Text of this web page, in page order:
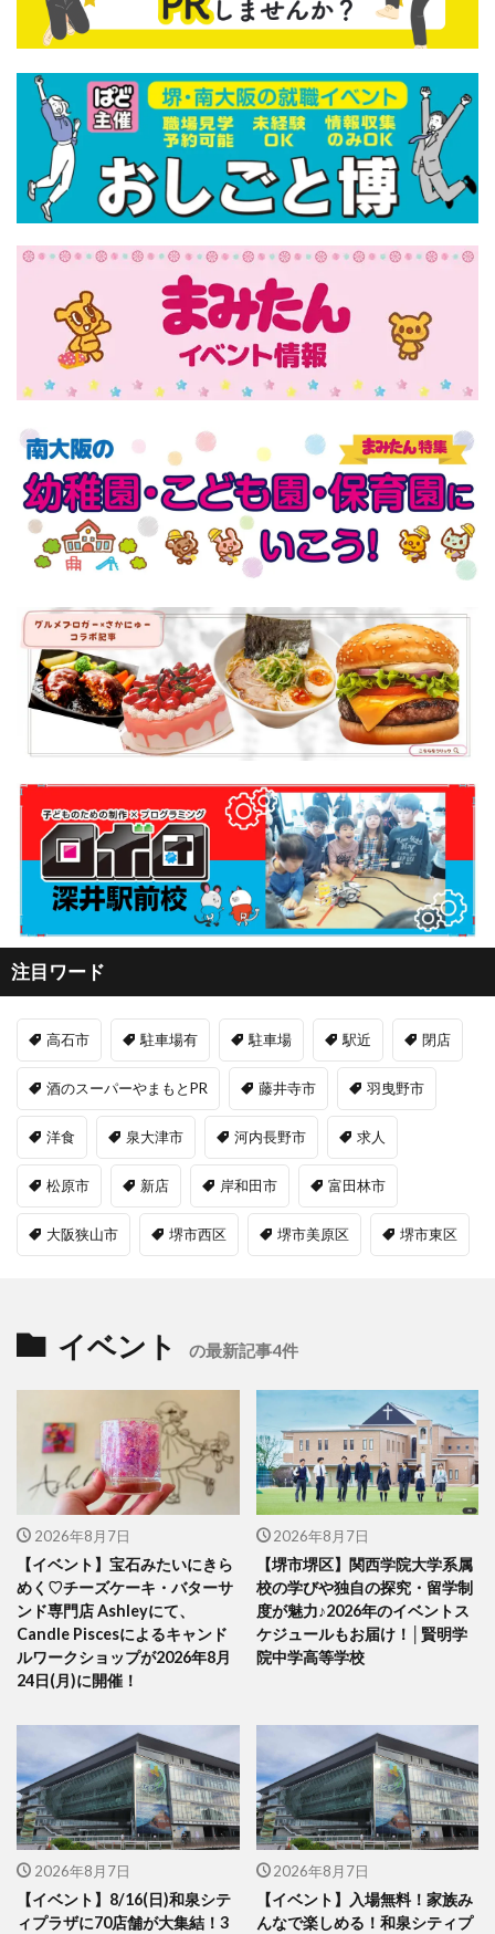
注目ワード
高石市 駐車場有 駐車場 駅近 閉店
酒のスーパーやまもとPR 藤井寺市 羽曳野市
洋食 泉大津市 河内長野市 求人
松原市 新店 岸和田市 富田林市
大阪狭山市 堺市西区 堺市美原区 堺市東区
イベント の最新記事4件
2026年8月7日
【イベント】宝石みたいにきら
めく♡チーズケーキ・バターサ
ンド専門店 Ashleyにて、
Candle Piscesによるキャンド
ルワークショップが2026年8月
24日(月)に開催！
2026年8月7日
【堺市堺区】関西学院大学系属
校の学びや独自の探究・留学制
度が魅力♪2026年のイベントス
ケジュールもお届け！│賢明学
院中学高等学校
2026年8月7日
【イベント】8/16(日)和泉シテ
ィプラザに70店舗が大集結！3
2026年8月7日
【イベント】入場無料！家族み
んなで楽しめる！和泉シティプ